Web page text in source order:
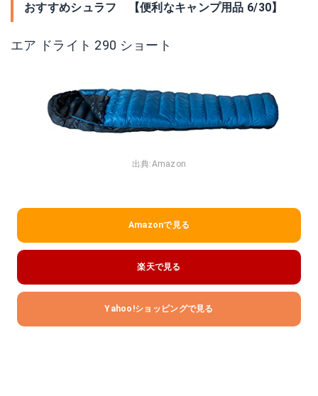
おすすめシュラフ 【便利なキャンプ用品 6/30】
エア ドライト 290 ショート
出典:Amazon
Amazonで見る
楽天で見る
Yahoo!ショッピングで見る